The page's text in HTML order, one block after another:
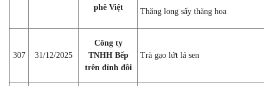
phê Việt
Thăng long sấy thăng hoa
307 31/12/2025
Công ty
TNHH Bếp
trên đỉnh đồi
Trà gạo lứt lá sen